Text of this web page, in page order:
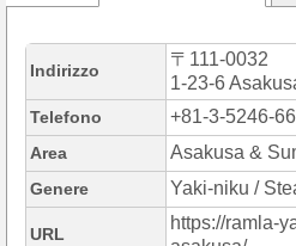
Indirizzo
〒111-0032
1-23-6
Telefono +81-3-5246-
Area Asakusa &
Genere Yaki-niku /
URL
https://ramla-